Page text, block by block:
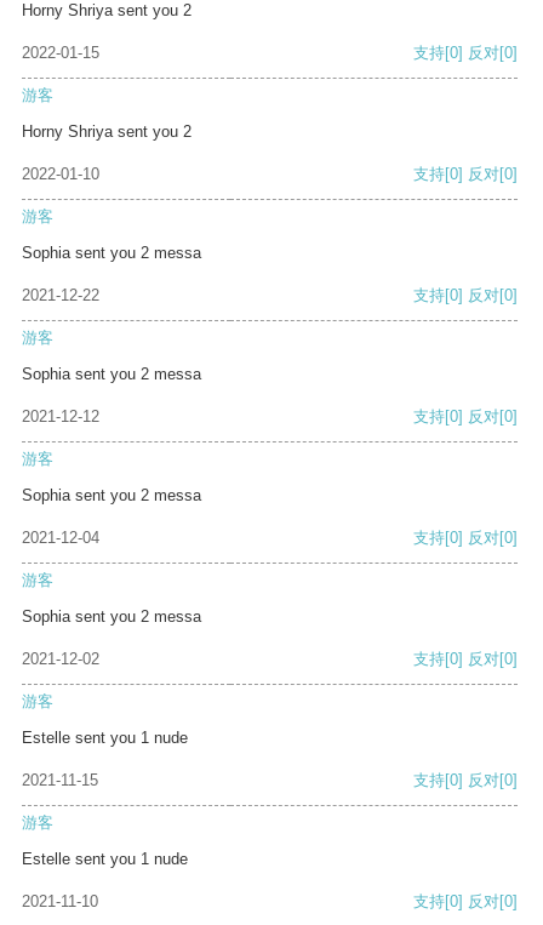
Horny Shriya sent you 2
2022-01-15 支持[0] 反对[0]
游客
Horny Shriya sent you 2
2022-01-10 支持[0] 反对[0]
游客
Sophia sent you 2 messa
2021-12-22 支持[0] 反对[0]
游客
Sophia sent you 2 messa
2021-12-12 支持[0] 反对[0]
游客
Sophia sent you 2 messa
2021-12-04 支持[0] 反对[0]
游客
Sophia sent you 2 messa
2021-12-02 支持[0] 反对[0]
游客
Estelle sent you 1 nude
2021-11-15 支持[0] 反对[0]
游客
Estelle sent you 1 nude
2021-11-10 支持[0] 反对[0]